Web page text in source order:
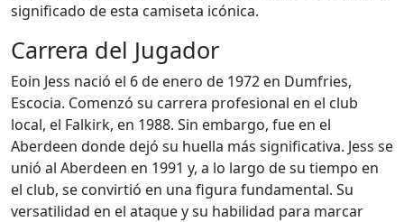
significado de esta camiseta icónica.
Carrera del Jugador
Eoin Jess nació el 6 de enero de 1972 en Dumfries,
Escocia. Comenzó su carrera profesional en el club
local, el Falkirk, en 1988. Sin embargo, fue en el
Aberdeen donde dejó su huella más significativa. Jess se
unió al Aberdeen en 1991 y, a lo largo de su tiempo en
el club, se convirtió en una figura fundamental. Su
versatilidad en el ataque y su habilidad para marcar